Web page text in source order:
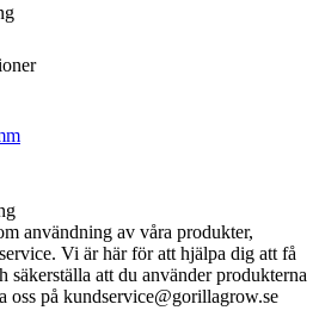
användning av våra produkter,
Vi är här för att hjälpa dig att få
säkerställa att du använder produkterna
oss på kundservice@gorillagrow.se